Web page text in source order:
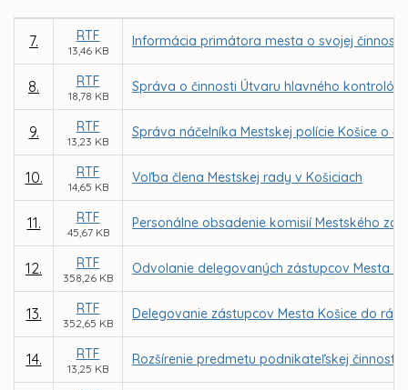
7. RTF
13,46 KB
Informácia primátora mesta o svojej
8. RTF
18,78 KB
Správa o činnosti Útvaru hlavného kontrolóra
9. RTF
13,23 KB
Správa náčelníka Mestskej polície Košice o
10. RTF
14,65 KB
Voľba člena Mestskej rady v Košiciach
11. RTF
45,67 KB
Personálne obsadenie komisií Mestského
12. RTF
358,26 KB
Odvolanie delegovaných zástupcov Mesta
13. RTF
352,65 KB
Delegovanie zástupcov Mesta Košice do
14. RTF
13,25 KB
Rozšírenie predmetu podnikateľskej činnosti